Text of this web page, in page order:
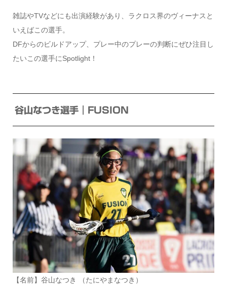
雑誌やTVなどにも出演経験があり、ラクロス界のヴィーナスと
いえばこの選手。
DFからのビルドアップ、プレー中のプレーの判断にぜひ注目し
たいこの選手にSpotlight！
谷山なつき選手｜FUSION
【名前】谷山なつき （たにやまなつき）